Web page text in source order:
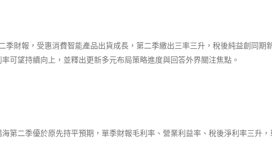
季財報，受惠消費智能產品出貨成長，第二季繳出三率三升，稅後純益創同期
可望持續向上，並釋出更新多元布局策略進度與回答外界關注焦點。
第二季優於原先持平預期，單季財報毛利率、營業利益率、稅後淨利率三升，